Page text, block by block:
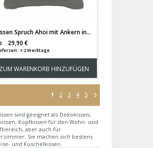
Kissen Spruch Ahoi mit Ankern inklusive Füllung k05
29,90 €
1-2 Werktage
ZUM WARENKORB HINZUFÜGEN
1 2 3 4 5
sind geeignet als Dekokissen,
Kopfkissen für den Wohn- und
aber auch für
Sie machen sich bestens
und Kuschelkissen.